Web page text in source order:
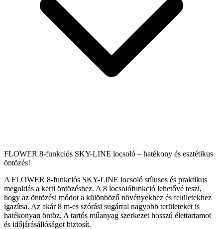
FLOWER 8-funkciós SKY-LINE locsoló – hatékony és esztétikus
öntözés!
A FLOWER 8-funkciós SKY-LINE locsoló stílusos és praktikus
megoldás a kerti öntözéshez. A 8 locsolófunkció lehetővé teszi,
hogy az öntözési módot a különböző növényekhez és felületekhez
igazítsa. Az akár 8 m-es szórási sugárral nagyobb területeket is
hatékonyan öntöz. A tartós műanyag szerkezet hosszú élettartamot
és időjárásállóságot biztosít.